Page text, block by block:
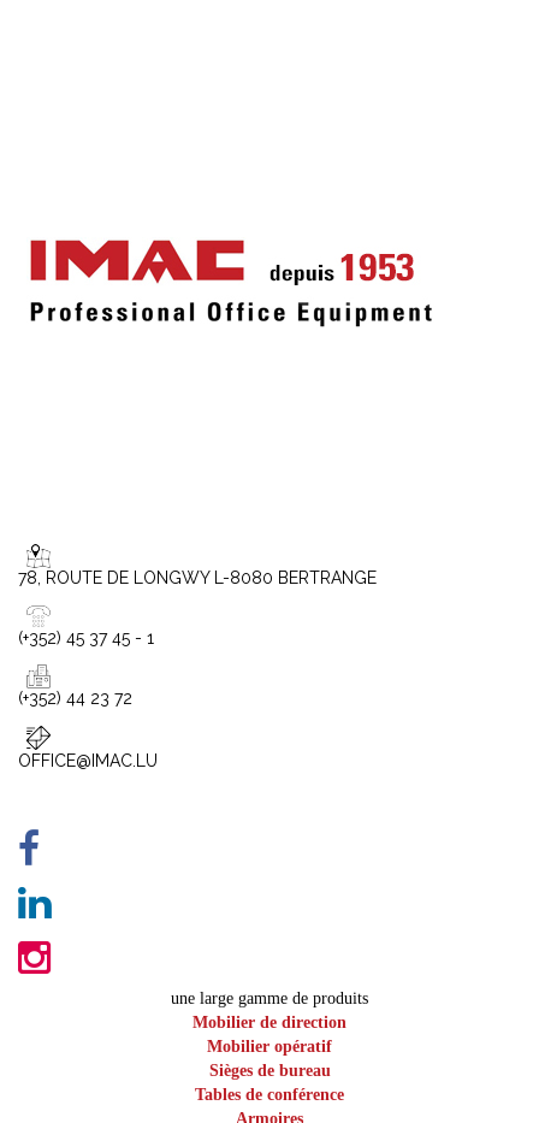
78, ROUTE DE LONGWY L-8080 BERTRANGE
(+352) 45 37 45 - 1
(+352) 44 23 72
OFFICE@IMAC.LU
une large gamme de produits
Mobilier de direction
Mobilier opératif
Sièges de bureau
Tables de conférence
Armoires